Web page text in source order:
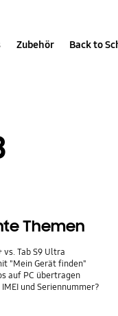
Zubehör Back to
Themen
vs. Tab S9 Ultra
"Mein Gerät finden"
auf PC übertragen
und Seriennummer?